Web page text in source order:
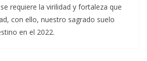
requiere la virilidad y fortaleza que
con ello, nuestro sagrado suelo
en el 2022.